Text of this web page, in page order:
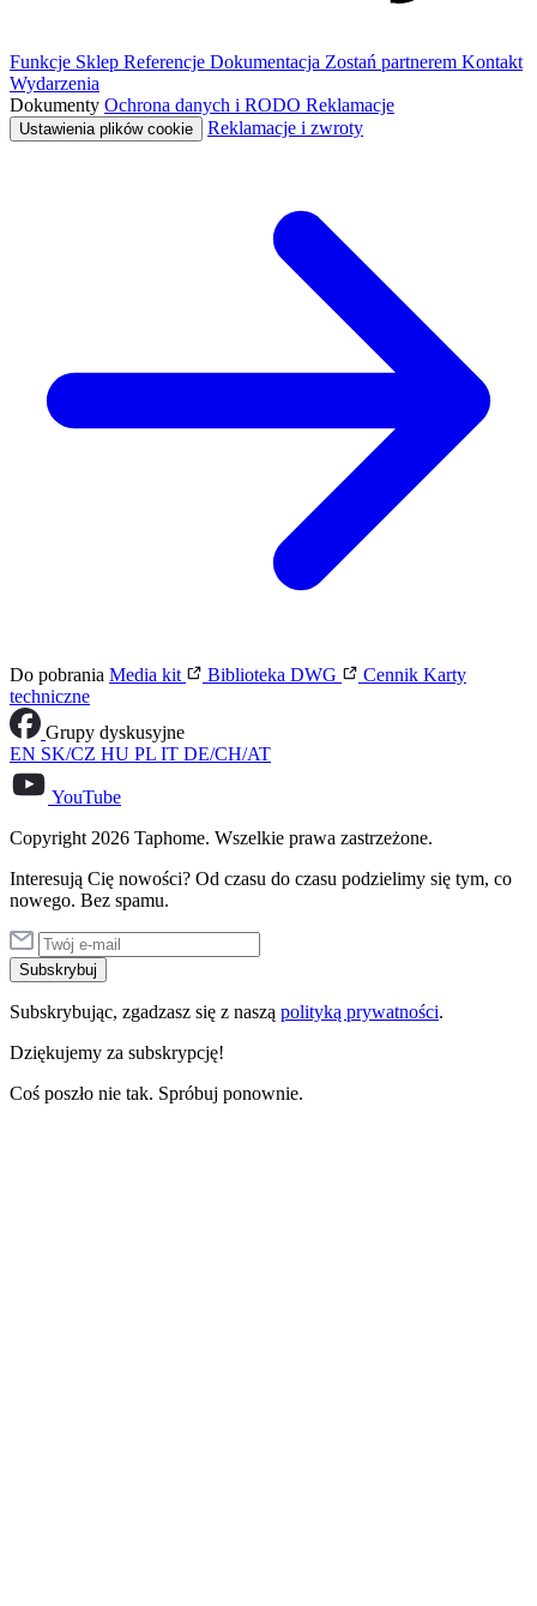
Funkcje Sklep Referencje Dokumentacja Zostań partnerem Kontakt
Wydarzenia
Dokumenty Ochrona danych i RODO Reklamacje
Ustawienia plików cookie Reklamacje i zwroty
Do pobrania Media kit Biblioteka DWG Cennik Karty
techniczne
Grupy dyskusyjne
EN SK/CZ HU PL IT DE/CH/AT
YouTube
Copyright 2026 Taphome. Wszelkie prawa zastrzeżone.
Interesują Cię nowości? Od czasu do czasu podzielimy się tym, co
nowego. Bez spamu.
Subskrybuj
Subskrybując, zgadzasz się z naszą polityką prywatności.
Dziękujemy za subskrypcję!
Coś poszło nie tak. Spróbuj ponownie.